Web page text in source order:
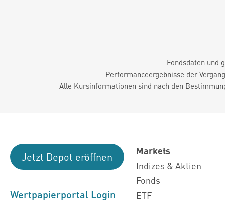
Fondsdaten und
Performanceergebnisse der
Alle Kursinformationen sind nach den
Jetzt Depot eröffnen
Wertpapierportal Login
Markets
Indizes & Aktien
Fonds
ETF